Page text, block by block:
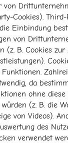
von
Cookies).
Einbindung
von
(z. B. Cookies
da
ohne
(z. B. die
von Videos).
des
verwendet